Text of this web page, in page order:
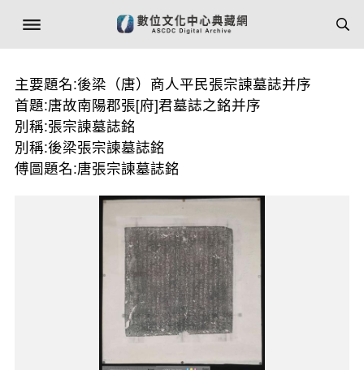
主要題名:後梁（唐）商人平民張宗諫墓誌并序
首題:唐故南陽郡張[府]君墓誌之銘并序
別稱:張宗諫墓誌銘
別稱:後梁張宗諫墓誌銘
傅圖題名:唐張宗諫墓誌銘